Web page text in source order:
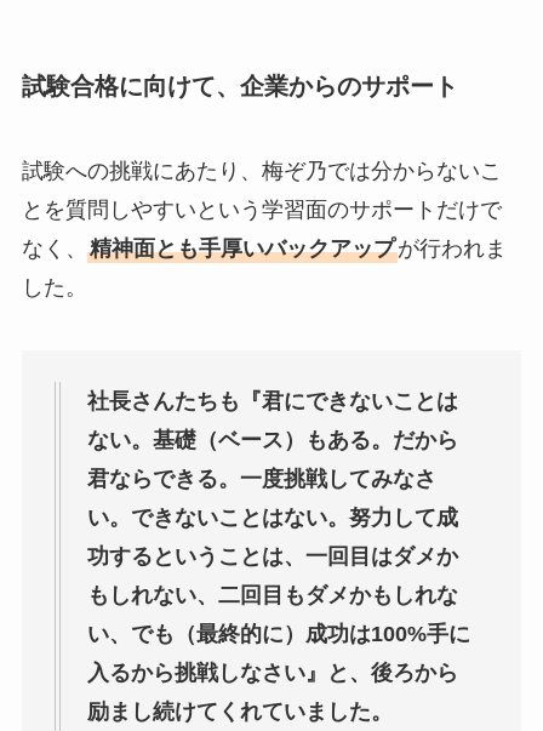
試験合格に向けて、企業からのサポート
試験への挑戦にあたり、梅ぞ乃では分からないこ
とを質問しやすいという学習面のサポートだけで
なく、 精神面とも手厚いバックアップが行われま
した。
社長さんたちも『君にできないことは
ない。基礎（ベース）もある。だから
君ならできる。一度挑戦してみなさ
い。できないことはない。努力して成
功するということは、一回目はダメか
もしれない、二回目もダメかもしれな
い、でも（最終的に）成功は100%手に
入るから挑戦しなさい』と、後ろから
励まし続けてくれていました。